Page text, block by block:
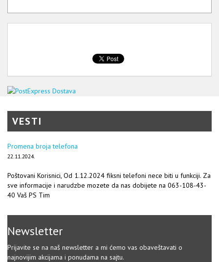
VESTI
Promena broja telefona
22.11.2024.
Poštovani Korisnici, Od 1.12.2024 fiksni telefoni nece biti u funkciji. Za
sve informacije i narudzbe mozete da nas dobijete na 063-108-43-
40 Vaš PS Tim
Newsletter
Prijavite se na naš newsletter a mi ćemo vas obaveštavati o
najnovijim akcijama i ponudama na sajtu.